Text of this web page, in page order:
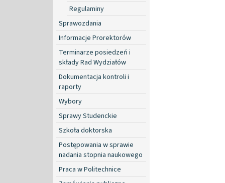
Regulaminy
Sprawozdania
Informacje Prorektorów
Terminarze posiedzeń i
składy Rad Wydziałów
Dokumentacja kontroli i
raporty
Wybory
Sprawy Studenckie
Szkoła doktorska
Postępowania w sprawie
nadania stopnia naukowego
Praca w Politechnice